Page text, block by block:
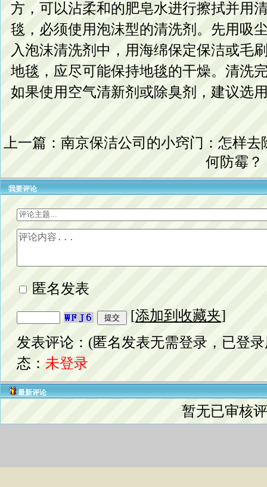
方，可以沾柔和的肥皂水进行擦拭并用
毯，必须使用泡沫型的清洗剂。先用吸
入泡沫清洗剂中，用海绵保定保洁或毛
地毯，应尽可能保持地毯的干燥。清洗
如果使用空气清新剂或除臭剂，建议选
上一篇：南京保洁公司的小窍门：怎样去
何防霉？
我要评论
匿名发表
[添加到收藏夹]
发表评论：(匿名发表无需登录，已登
态： 未登录
最新评论
暂无已审核